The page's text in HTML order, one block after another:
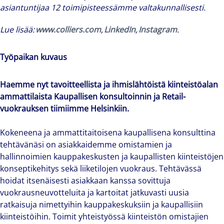
asiantuntijaa 12 toimipisteessämme valtakunnallisesti.
Lue lisää:www.colliers.com,LinkedIn,Instagram.
Työpaikan kuvaus
Haemme nyt tavoitteellista ja ihmislähtöistä kiinteistöalan
ammattilaista Kaupallisen konsultoinnin ja Retail-
vuokrauksen tiimiimme Helsinkiin.
Kokeneena ja ammattitaitoisena kaupallisena konsulttina
tehtävänäsi on asiakkaidemme omistamien ja
hallinnoimien kauppakeskusten ja kaupallisten kiinteistöjen
konseptikehitys sekä liiketilojen vuokraus. Tehtävässä
hoidat itsenäisesti asiakkaan kanssa sovittuja
vuokrausneuvotteluita ja kartoitat jatkuvasti uusia
ratkaisuja nimettyihin kauppakeskuksiin ja kaupallisiin
kiinteistöihin. Toimit yhteistyössä kiinteistön omistajien